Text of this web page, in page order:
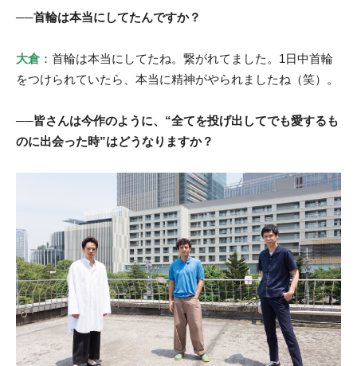
──首輪は本当にしてたんですか？
大倉：首輪は本当にしてたね。繋がれてました。1日中首輪
をつけられていたら、本当に精神がやられましたね（笑）。
──皆さんは今作のように、“全てを投げ出してでも愛するも
のに出会った時”はどうなりますか？